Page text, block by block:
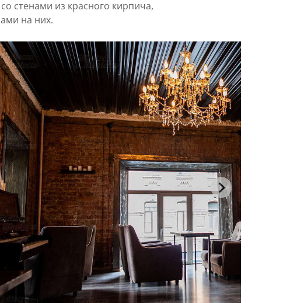
стенами из красного кирпича,
на них.